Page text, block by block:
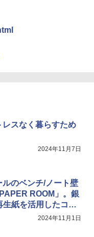
スなく暮らすため
2024年11月7日
のベンチ/ノート壁
ROOM」。銀
紙を活用したコン
2024年11月1日